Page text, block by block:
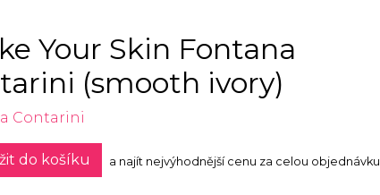
Your Skin Fontana
(smooth ivory)
Contarini
do košíku a najít nejvýhodnější cenu za celou objednávku